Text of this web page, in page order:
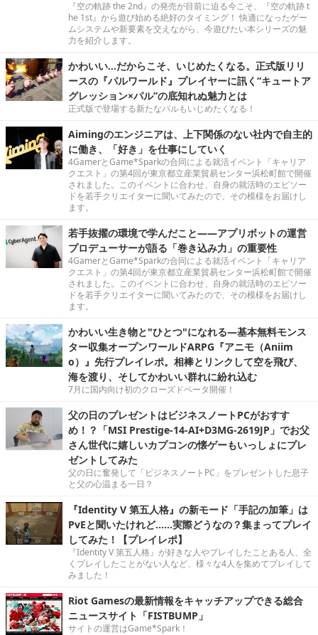
『空の軌跡 the 2nd』の発売が目前に迫る今こそ、『空の軌跡 t
he 1st』から遊び始める絶好のタイミング！ 快適になったゲー
ムシステムや新要素を交えながら、今遊びたい本シリーズの魅
力を紹介します。
かわいい…だからこそ、いじめたくなる。正式版リリ
ースの『パルワールド』プレイヤーに訊く“キュートア
グレッション×パル”の底知れぬ魅力とは
正式版で登場する新たなパルもいじめたくなる！
Aimingのエンジニアは、上下関係のない社内で自主的
に働き、「好き」を仕事にしていく
4GamerとGame*Sparkの合同による就活イベント「キャリア
クエスト」の第4回が東京都立産業貿易センター浜松町館で開催
されました。このイベントに合わせ、自身の就活時のエピソー
ドを若手クリエイターに聞いてみたので、その模様をお届けし
ます。
若手抜擢の環境で学んだこと――アプリボットの運営
プロデューサーが語る「巻き込み力」の重要性
4GamerとGame*Sparkの合同による就活イベント「キャリア
クエスト」の第4回が東京都立産業貿易センター浜松町館で開催
されました。このイベントに合わせ、自身の就活時のエピソー
ドを若手クリエイターに聞いてみたので、その模様をお届けし
ます。
かわいい生き物と"ひとつ"になれる―基本無料モンス
ター収集オープンワールドARPG『アニモ（Aniim
o）』先行プレイレポ。相棒とリンクして空を飛び、
海を渡り、そしてかわいい群れに紛れ込む
7月に国内向け初のクローズドベータ開催！
父の日のプレゼントはビジネスノートPCがおすす
め！？「MSI Prestige-14-AI+D3MG-2619JP」でお父
さん世代に嬉しいカプコンの懐ゲーもいっしょにプレ
ゼントしてみた
父の日に奮発して「ビジネスノートPC」をプレゼントした息子
と父の心温まる一日？
『Identity V 第五人格』の新モード「手記の加筆」は
PvEと聞いたけれど……実際どうなの？集まってプレイ
してみた！【プレイレポ】
『Identity V 第五人格』が好きな人やプレイしたことある人、全
くプレイしたことがない人など、様々な4人を集めてプレイして
みました！
Riot Gamesの最新情報をキャッチアップできる総合
ニュースサイト「FISTBUMP」
サイトの運営はGame*Spark！